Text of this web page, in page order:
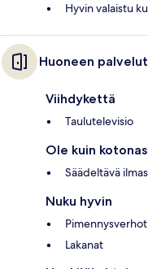
Hyvin valaistu
Huoneen
Viihdykettä
Taulutelevisio
Ole kuin
Säädeltävä
Nuku hyvin
Pimennysverhot
Lakanat